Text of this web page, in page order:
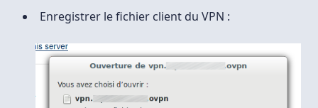
Enregistrer le fichier client du VPN :